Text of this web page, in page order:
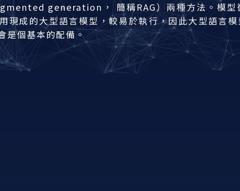
generation， 簡稱RAG）兩種方法。模型
現成的大型語言模型，較易於執行，因此大型語言
是個基本的配備。